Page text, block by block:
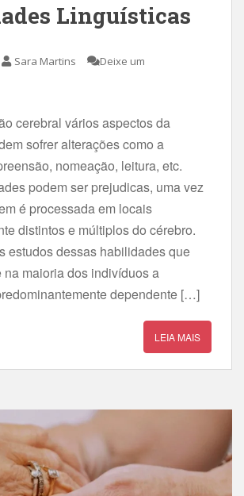
Linguísticas
Sara Martins
Deixe um
cerebral vários aspectos da
sofrer alterações como a
nomeação, leitura, etc.
podem ser prejudicas, uma vez
é processada em locais
distintos e múltiplos do cérebro.
estudos dessas habilidades que
na maioria dos indivíduos a
dependente […]
LEIA MAIS